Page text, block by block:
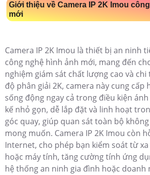
Giới thiệu về Camera IP 2K Imou
mới
Camera IP 2K Imou là thiết bị an ninh
công nghệ hình ảnh mới, mang đến
nghiệm giám sát chất lượng cao và chi
độ phân giải 2K, camera này cung cấp
sống động ngay cả trong điều kiện
kế nhỏ gọn, dễ lắp đặt và linh hoạt
góc quay, giúp quan sát toàn bộ
mong muốn. Camera IP 2K Imou còn
Internet, cho phép bạn kiểm soát từ
hoặc máy tính, tăng cường tính ứng
hệ thống an ninh gia đình hoặc doanh